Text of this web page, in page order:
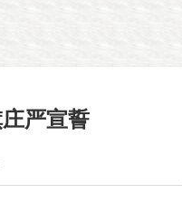
严宣誓